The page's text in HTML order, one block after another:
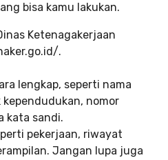
bisa kamu lakukan.
Ketenagakerjaan
.
lengkap, seperti nama
nomor
kata sandi.
pekerjaan, riwayat
Jangan lupa juga